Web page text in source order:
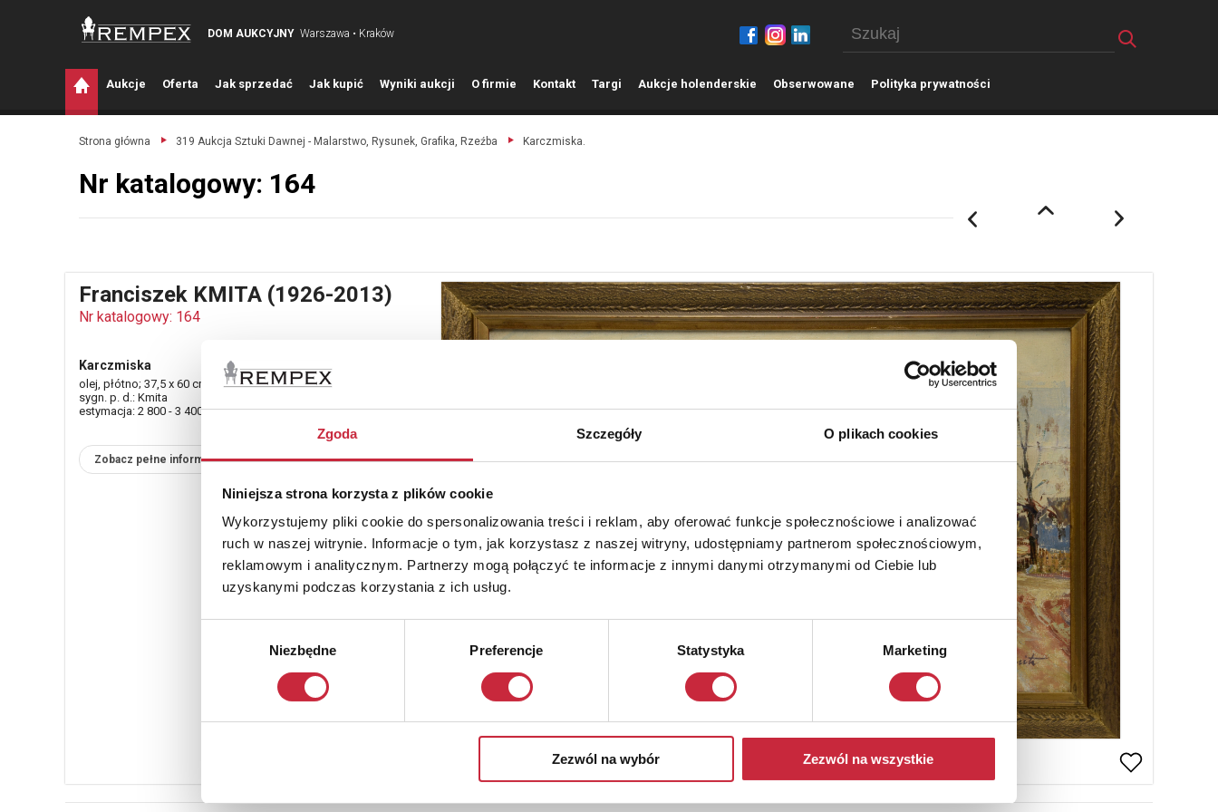
Zgoda Szczegóły O plikach cookies
Niniejsza strona korzysta z plików cookie
Wykorzystujemy pliki cookie do spersonalizowania treści i reklam, aby oferować funkcje społecznościowe i analizować
ruch w naszej witrynie. Informacje o tym, jak korzystasz z naszej witryny, udostępniamy partnerom społecznościowym,
reklamowym i analitycznym. Partnerzy mogą połączyć te informacje z innymi danymi otrzymanymi od Ciebie lub
uzyskanymi podczas korzystania z ich usług.
Niezbędne Preferencje Statystyka Marketing
Zezwól na wybór Zezwól na wszystkie
DOM AUKCYJNY Warszawa • Kraków
Aukcje Oferta Jak sprzedać Jak kupić Wyniki aukcji O firmie Kontakt Targi Aukcje holenderskie Obserwowane Polityka prywatności
Strona główna 319 Aukcja Sztuki Dawnej - Malarstwo, Rysunek, Grafika, Rzeźba Karczmiska.
Nr katalogowy: 164
Franciszek KMITA (1926-2013)
Nr katalogowy: 164
Karczmiska
olej, płótno; 37,5 x 60 cm;
sygn. p. d.: Kmita
estymacja: 2 800 - 3 400 zł
Zobacz pełne informacje